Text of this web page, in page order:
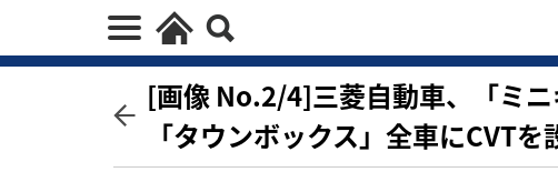
[画像 No.2/4]三菱自動車、「ミニ
「タウンボックス」全車にCVT